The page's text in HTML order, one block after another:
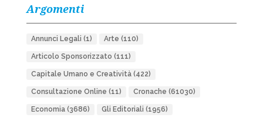
Argomenti
Annunci Legali (1) Arte (110)
Articolo Sponsorizzato (111)
Capitale Umano e Creatività(422)
Consultazione Online (11) Cronache (61030)
Economia(3686) Gli Editoriali (1956)